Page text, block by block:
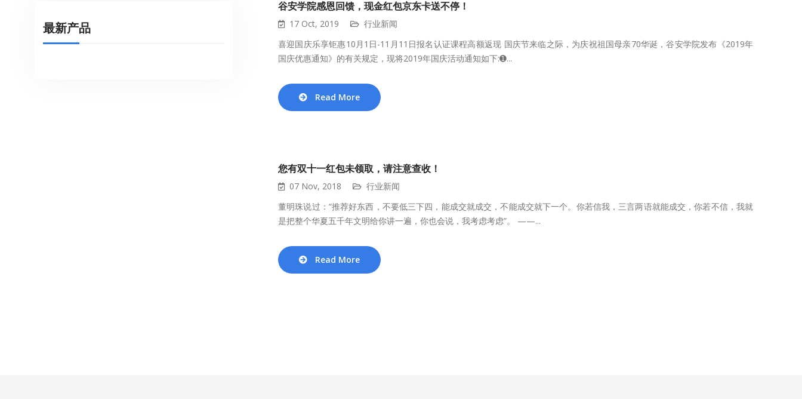
谷安学院感恩回馈，现金红包京东卡送不停！
17 Oct, 2019
行业新闻
喜迎国庆乐享钜惠10月1日-11月11日报名认证课程高额返现 国庆节来临之际，为庆祝祖国母亲70华诞，谷安学院发布《2019年
国庆优惠通知》的有关规定，现将2019年国庆活动通知如下:➊...
Read More
您有双十一红包未领取，请注意查收！
07 Nov, 2018
行业新闻
董明珠说过：“推荐好东西，不要低三下四，能成交就成交，不能成交就下一个。你若信我，三言两语就能成交，你若不信，我就
是把整个华夏五千年文明给你讲一遍，你也会说，我考虑考虑”。 ——...
Read More
最新产品